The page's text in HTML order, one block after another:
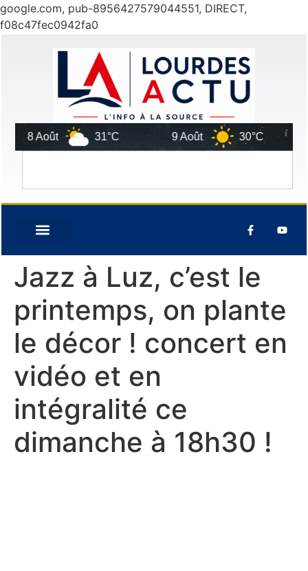
google.com, pub-8956427579044551, DIRECT,
f08c47fec0942fa0
8 Août 31°C 9 Août 30°C
Jazz à Luz, c’est le
printemps, on plante
le décor ! concert en
vidéo et en
intégralité ce
dimanche à 18h30 !